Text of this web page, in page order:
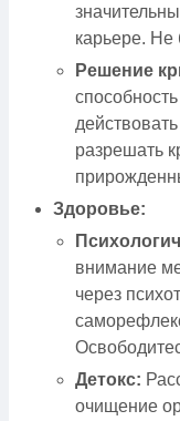
карьере. Не
Решение
разрешать
Здоровье:
внимание
через
Детокс:
очищение